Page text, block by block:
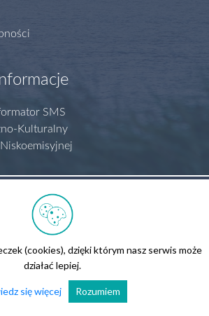
SMS
Kulturalny
RealizacjaAd360
(cookies), dzięki którym nasz serwis może
działać lepiej.
się więcej Rozumiem